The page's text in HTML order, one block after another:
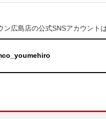
ン広島店の公式SNSアカウント